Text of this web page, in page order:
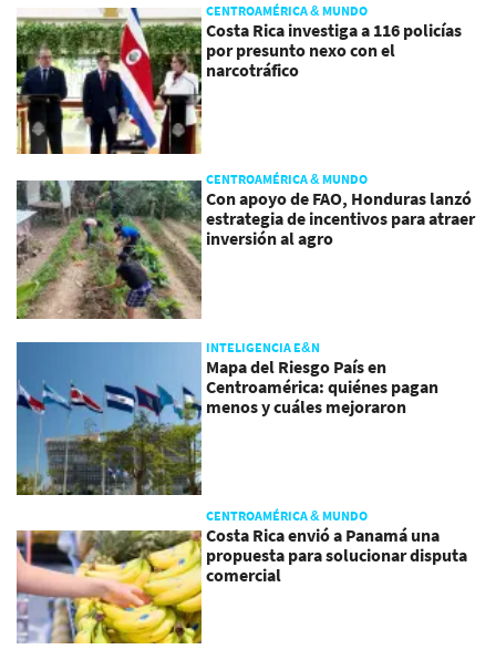
CENTROAMÉRICA & MUNDO
Costa Rica investiga a 116 policías
por presunto nexo con el
narcotráfico
CENTROAMÉRICA & MUNDO
Con apoyo de FAO, Honduras lanzó
estrategia de incentivos para atraer
inversión al agro
INTELIGENCIA E&N
Mapa del Riesgo País en
Centroamérica: quiénes pagan
menos y cuáles mejoraron
CENTROAMÉRICA & MUNDO
Costa Rica envió a Panamá una
propuesta para solucionar disputa
comercial